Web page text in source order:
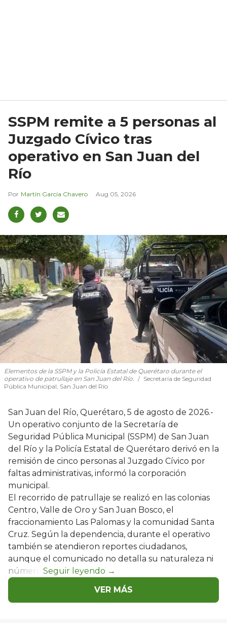
SSPM remite a 5 personas al
Juzgado Cívico tras
operativo en San Juan del
Río
Martín García Chavero Aug 05, 2026
Elementos de la SSPM y la Policía Estatal de Querétaro durante el
operativo de patrullaje en San Juan del Río.
Secretaría de Seguridad
Pública Municipal, San Juan del Río
San Juan del Río, Querétaro, 5 de agosto de 2026.-
Un operativo conjunto de la Secretaría de
Seguridad Pública Municipal (SSPM) de San Juan
del Río y la Policía Estatal de Querétaro derivó en la
remisión de cinco personas al Juzgado Cívico por
faltas administrativas, informó la corporación
municipal.
El recorrido de patrullaje se realizó en las colonias
Centro, Valle de Oro y San Juan Bosco, el
fraccionamiento Las Palomas y la comunidad Santa
Cruz. Según la dependencia, durante el operativo
también se atendieron reportes ciudadanos,
aunque el comunicado no detalla su naturaleza ni
número.
VER MÁS